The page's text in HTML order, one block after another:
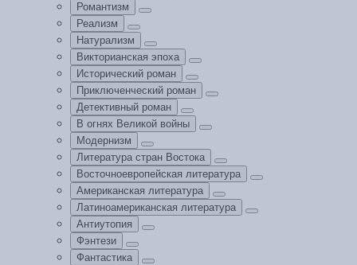
Романтизм
Реализм
Натурализм
Викторианская эпоха
Исторический роман
Приключенческий роман
Детективный роман
В огнях Великой войны
Модернизм
Литература стран Востока
Восточноевропейская литература
Американская литература
Латиноамериканская литература
Антиутопия
Фэнтези
Фантастика